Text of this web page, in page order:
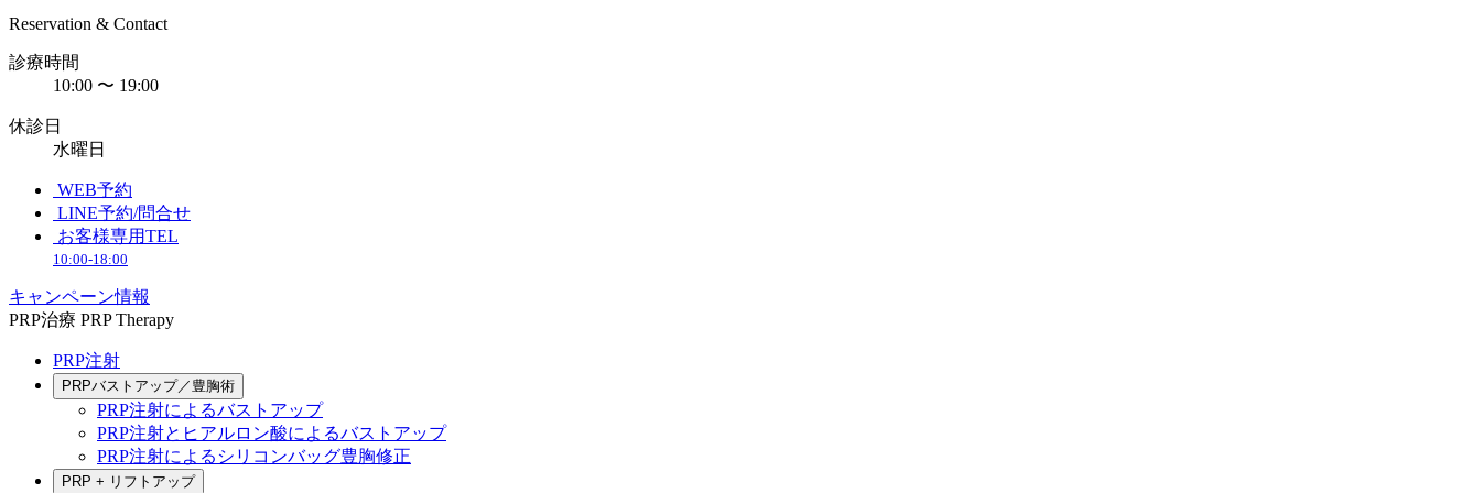
Reservation & Contact
診療時間
10:00 〜 19:00
休診日
水曜日
WEB予約
LINE予約/問合せ
お客様専用TEL
10:00-18:00
キャンペーン情報
PRP治療 PRP Therapy
PRP注射
PRPバストアップ／豊胸術
PRP注射によるバストアップ
PRP注射とヒアルロン酸によるバストアップ
PRP注射によるシリコンバッグ豊胸修正
PRP + リフトアップ